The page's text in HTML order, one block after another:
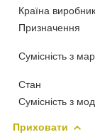
Країна виробник
Призначення
Сумісність з
Стан
Сумісність з
Приховати